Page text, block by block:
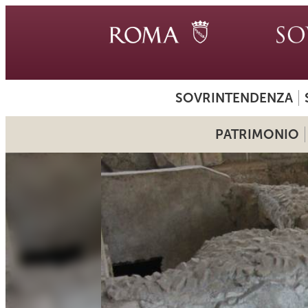
SOVRINTENDENZA
PATRIMONIO